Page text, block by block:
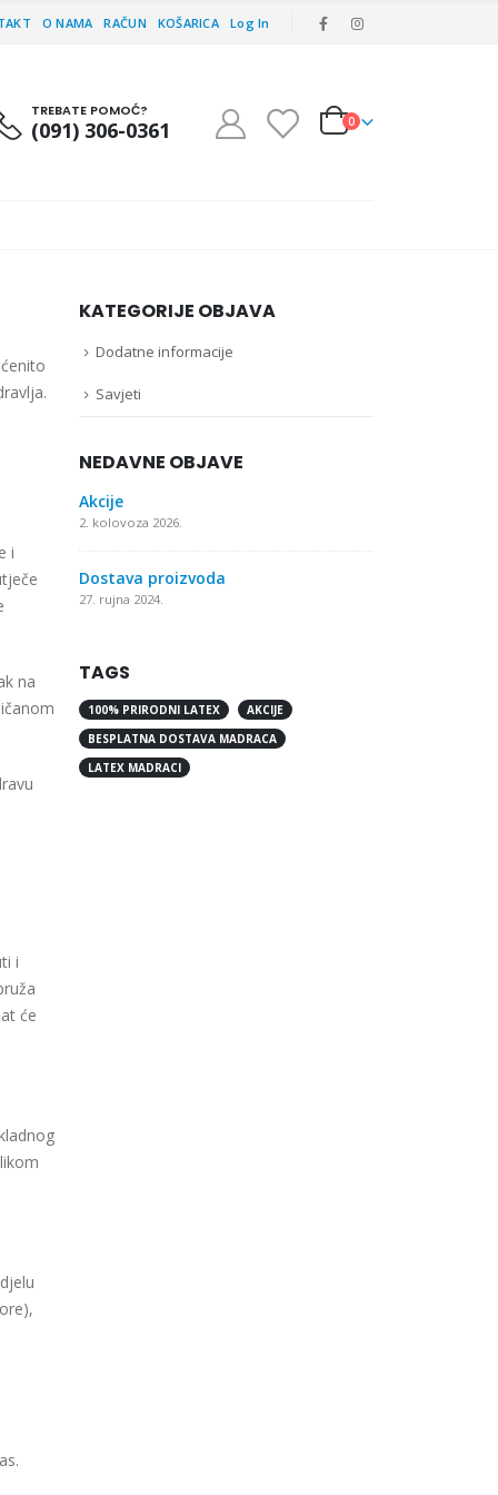
O NAMA RAČUN KOŠARICA Log In
TREBATE POMOĆ?
(091) 306-0361 0
i
na
i
će
KATEGORIJE OBJAVA
Dodatne informacije
Savjeti
NEDAVNE OBJAVE
Akcije
2. kolovoza 2026.
Dostava proizvoda
27. rujna 2024.
TAGS
100% PRIRODNI LATEX
AKCIJE
BESPLATNA DOSTAVA MADRACA
LATEX MADRACI